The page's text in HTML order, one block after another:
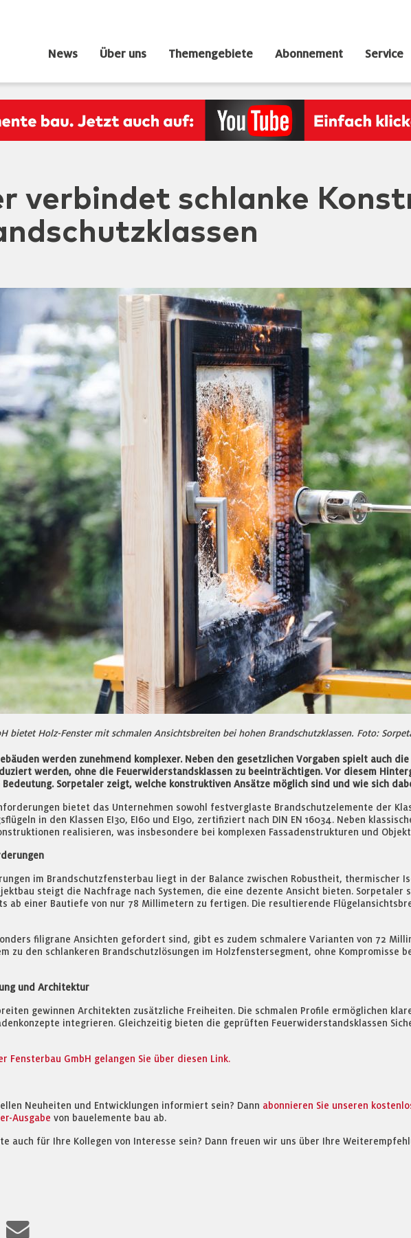
News Über uns Themengebiete Abonnement Service
verbindet schlanke
bietet Holz-Fenster mit schmalen Ansichtsbreiten bei hohen Brandschutzklassen. Foto:
werden zunehmend komplexer. Neben den gesetzlichen Vorgaben spielt auch
werden, ohne die Feuerwiderstandsklassen zu beeinträchtigen. Vor diesem
Sorpetaler zeigt, welche konstruktiven Ansätze möglich sind und wie sich
bietet das Unternehmen sowohl festverglaste Brandschutzelemente der
in den Klassen EI30, EI60 und EI90, zertifiziert nach DIN EN 16034. Neben
realisieren, was insbesondere bei komplexen Fassadenstrukturen und
im Brandschutzfensterbau liegt in der Balance zwischen Robustheit, thermischer
steigt die Nachfrage nach Systemen, die eine dezente Ansicht bieten.
ab einer Bautiefe von nur 78 Millimetern zu fertigen. Die resultierende
filigrane Ansichten gefordert sind, gibt es zudem schmalere Varianten von 72
zu den schlankeren Brandschutzlösungen im Holzfenstersegment, ohne
und Architektur
gewinnen Architekten zusätzliche Freiheiten. Die schmalen Profile ermöglichen
integrieren. Gleichzeitig bieten die geprüften Feuerwiderstandsklassen
Fensterbau GmbH gelangen Sie über diesen Link.
Neuheiten und Entwicklungen informiert sein? Dann abonnieren Sie unseren
Ausgabe von bauelemente bau ab.
auch für Ihre Kollegen von Interesse sein? Dann freuen wir uns über Ihre